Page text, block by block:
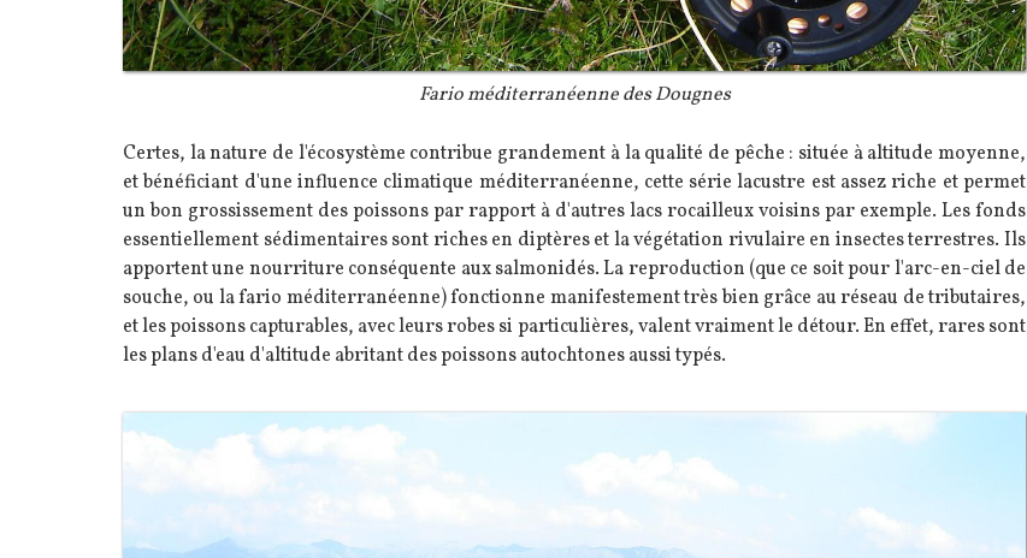
Fario méditerranéenne des Dougnes
Texte
Certes, la nature de l'écosystème contribue grandement à la qualité de pêche : située à altitude moyenne,
et bénéficiant d'une influence climatique méditerranéenne, cette série lacustre est assez riche et permet
un bon grossissement des poissons par rapport à d'autres lacs rocailleux voisins par exemple. Les fonds
essentiellement sédimentaires sont riches en diptères et la végétation rivulaire en insectes terrestres. Ils
apportent une nourriture conséquente aux salmonidés. La reproduction (que ce soit pour l'arc-en-ciel de
souche, ou la fario méditerranéenne) fonctionne manifestement très bien grâce au réseau de tributaires,
et les poissons capturables, avec leurs robes si particulières, valent vraiment le détour. En effet, rares sont
les plans d'eau d'altitude abritant des poissons autochtones aussi typés.
Image